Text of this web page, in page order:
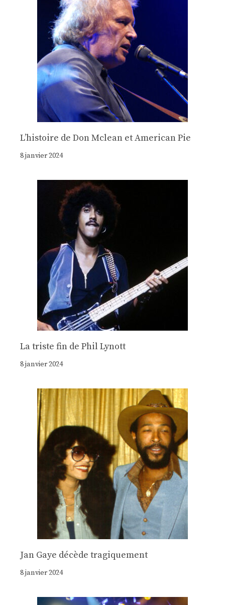
Lʼhistoire de Don Mclean et American Pie
8 janvier 2024
La triste fin de Phil Lynott
8 janvier 2024
Jan Gaye décède tragiquement
8 janvier 2024